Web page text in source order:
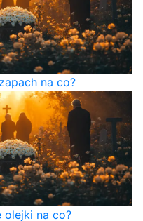
na co?
olejki na co?